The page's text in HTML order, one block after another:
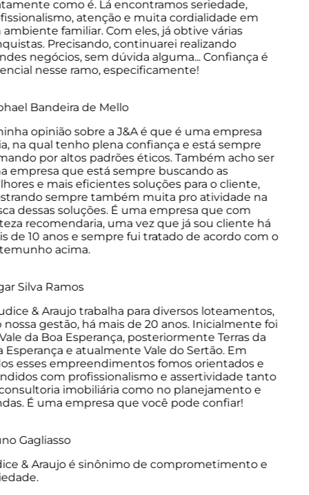
como é. Lá encontramos seriedade,
atenção e muita cordialidade em
familiar. Com eles, já obtive várias
Precisando, continuarei realizando
negócios, sem dúvida alguma... Confiança é
nesse ramo, especificamente!
Bandeira de Mello
opinião sobre a J&A é que é uma empresa
na qual tenho plena confiança e está sempre
por altos padrões éticos. Também acho ser
empresa que está sempre buscando as
e mais eficientes soluções para o cliente,
sempre também muita pro atividade na
dessas soluções. É uma empresa que com
recomendaria, uma vez que já sou cliente há
de 10 anos e sempre fui tratado de acordo com o
acima.
Silva Ramos
& Araujo trabalha para diversos loteamentos,
gestão, há mais de 20 anos. Inicialmente foi
da Boa Esperança, posteriormente Terras da
e atualmente Vale do Sertão. Em
esses empreendimentos fomos orientados e
com profissionalismo e assertividade tanto
imobiliária como no planejamento e
É uma empresa que você pode confiar!
Gagliasso
& Araujo é sinônimo de comprometimento e